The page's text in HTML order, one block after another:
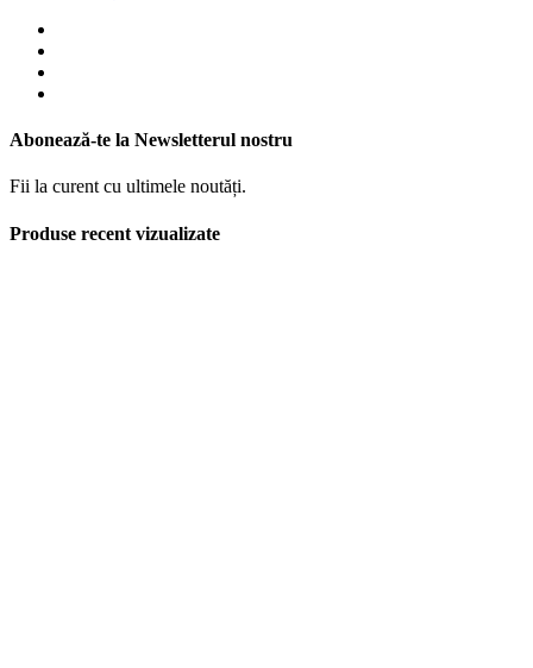
Abonează-te la Newsletterul nostru
Fii la curent cu ultimele noutăți.
Produse recent vizualizate